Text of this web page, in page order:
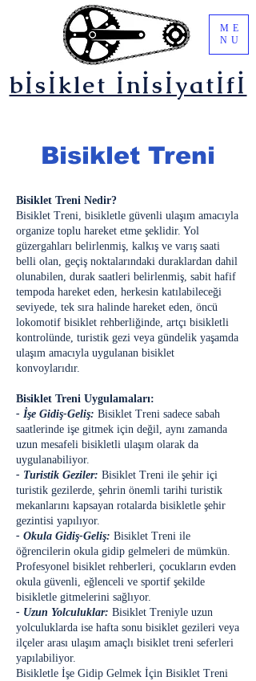
bİsİklet İnİsİyatİfİ
ME
NU
Bisiklet Treni
Bisiklet Treni Nedir?
Bisiklet Treni, bisikletle güvenli ulaşım amacıyla
organize toplu hareket etme şeklidir. Yol
güzergahları belirlenmiş, kalkış ve varış saati
belli olan, geçiş noktalarındaki duraklardan dahil
olunabilen, durak saatleri belirlenmiş, sabit hafif
tempoda hareket eden, herkesin katılabileceği
seviyede, tek sıra halinde hareket eden, öncü
lokomotif bisiklet rehberliğinde, artçı bisikletli
kontrolünde, turistik gezi veya gündelik yaşamda
ulaşım amacıyla uygulanan bisiklet
konvoylarıdır.
Bisiklet Treni Uygulamaları:
- İşe Gidiş-Geliş: Bisiklet Treni sadece sabah
saatlerinde işe gitmek için değil, aynı zamanda
uzun mesafeli bisikletli ulaşım olarak da
uygulanabiliyor.
- Turistik Geziler: Bisiklet Treni ile şehir içi
turistik gezilerde, şehrin önemli tarihi turistik
mekanlarını kapsayan rotalarda bisikletle şehir
gezintisi yapılıyor.
- Okula Gidiş-Geliş: Bisiklet Treni ile
öğrencilerin okula gidip gelmeleri de mümkün.
Profesyonel bisiklet rehberleri, çocukların evden
okula güvenli, eğlenceli ve sportif şekilde
bisikletle gitmelerini sağlıyor.
- Uzun Yolculuklar: Bisiklet Treniyle uzun
yolculuklarda ise hafta sonu bisiklet gezileri veya
ilçeler arası ulaşım amaçlı bisiklet treni seferleri
yapılabiliyor.
Bisikletle İşe Gidip Gelmek İçin Bisiklet Treni